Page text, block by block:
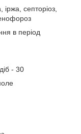
септоріоз,
в період
- 30